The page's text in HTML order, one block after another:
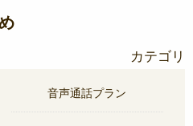
カテゴリ
音声通話プラン